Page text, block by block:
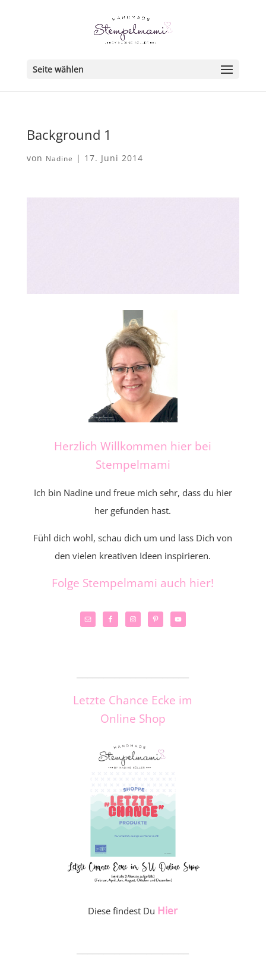
Seite wählen
Background 1
von Nadine | 17. Juni 2014
Herzlich Willkommen hier bei
Stempelmami
Ich bin Nadine und freue mich sehr, dass du hier
her gefunden hast.
Fühl dich wohl, schau dich um und lass Dich von
den vielen kreativen Ideen inspirieren.
Folge Stempelmami auch hier!
Letzte Chance Ecke im
Online Shop
Diese findest Du Hier